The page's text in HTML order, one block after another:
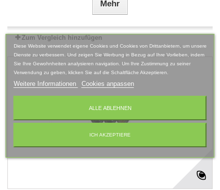
Mehr
Zum Vergleich hinzufügen
Diese Website verwendet eigene Cookies und Cookies von Drittanbietern, um unsere
Dienste zu verbessern. Und zeigen Sie Werbung in Bezug auf Ihre Vorlieben, indem
Sie Ihre Gewohnheiten analysieren navigation. Um Ihre Zustimmung zu seiner
Verwendung zu geben, klicken Sie auf die Schaltfläche Akzeptieren.
Weitere Informationen Cookies anpassen
ALLE ABLEHNEN
ICH AKZEPTIERE